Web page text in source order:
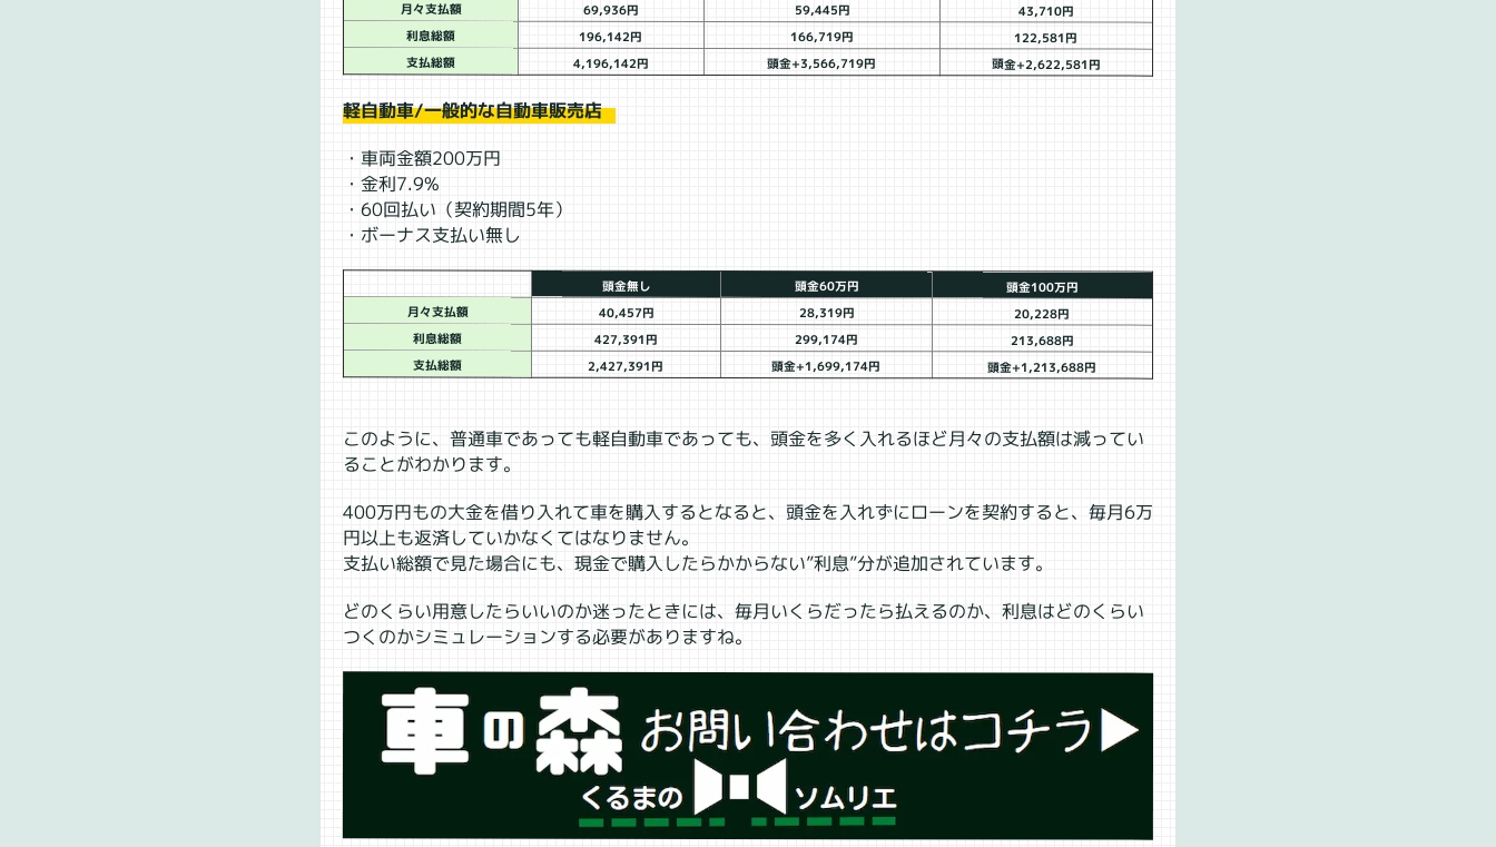
月々支払額 69,936円 59,445円 43,710円
利息総額 196,142円 166,719円 122,581円
支払総額 4,196,142円 頭金+3,566,719円 頭金+2,622,581円
軽自動車/一般的な自動車販売店
・車両金額200万円
・金利7.9%
・60回払い（契約期間5年）
・ボーナス支払い無し
頭金無し 頭金60万円 頭金100万円
月々支払額 40,457円 28,319円 20,228円
利息総額 427,391円 299,174円 213,688円
支払総額 2,427,391円 頭金+1,699,174円 頭金+1,213,688円
このように、普通車であっても軽自動車であっても、頭金を多く入れるほど月々の支払額は減ってい
ることがわかります。
400万円もの大金を借り入れて車を購入するとなると、頭金を入れずにローンを契約すると、毎月6万
円以上も返済していかなくてはなりません。
支払い総額で見た場合にも、現金で購入したらかからない”利息”分が追加されています。
どのくらい用意したらいいのか迷ったときには、毎月いくらだったら払えるのか、利息はどのくらい
つくのかシミュレーションする必要がありますね。